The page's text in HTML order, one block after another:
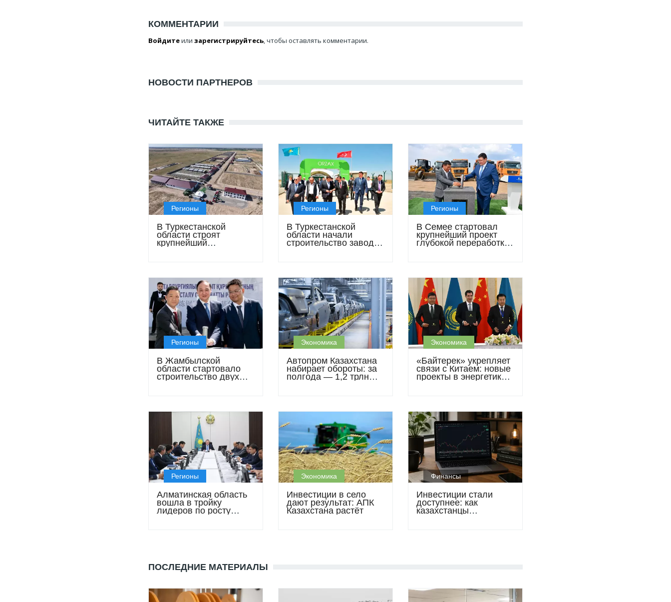
КОММЕНТАРИИ
Войдитеили зарегистрируйтесь, чтобы оставлять комментарии.
НОВОСТИ ПАРТНЕРОВ
ЧИТАЙТЕ ТАКЖЕ
Регионы
В Туркестанской
области строят
крупнейший
Регионы
В Туркестанской
области начали
строительство завода
Регионы
В Семее стартовал
крупнейший проект
глубокой переработки
Регионы
В Жамбылской
области стартовало
строительство двух
Экономика
Автопром Казахстана
набирает обороты: за
полгода — 1,2 трлн
Экономика
«Байтерек» укрепляет
связи с Китаем: новые
проекты в энергетике,
Регионы
Алматинская область
вошла в тройку
лидеров по росту
Экономика
Инвестиции в село
дают результат: АПК
Казахстана растёт
Финансы
Инвестиции стали
доступнее: как
казахстанцы
ПОСЛЕДНИЕ МАТЕРИАЛЫ